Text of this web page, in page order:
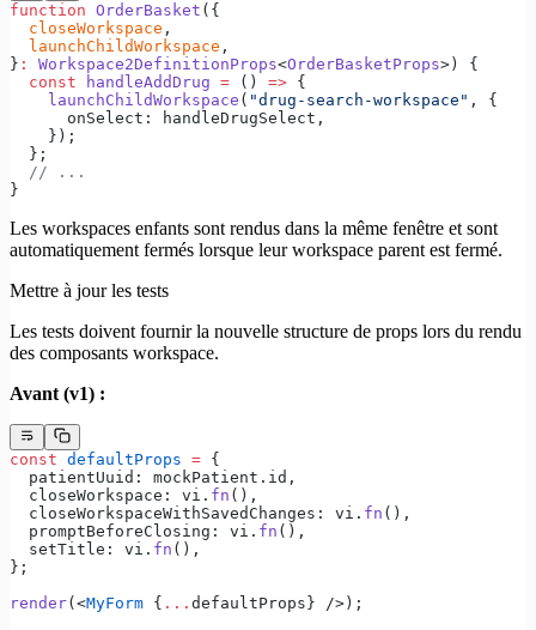
function OrderBasket ({
  closeWorkspace
,
  launchChildWorkspace
,
} : Workspace2DefinitionProps<OrderBasketProps>) {
  const
handleAddDrug = () => {
    launchChildWorkspace
( "drug-search-workspace" , {
      onSelect: handleDrugSelect,
    });
  };
  // ...
}
Les workspaces enfants sont rendus dans la même fenêtre et sont
automatiquement fermés lorsque leur workspace parent est fermé.
Mettre à jour les tests
Les tests doivent fournir la nouvelle structure de props lors du rendu
des composants workspace.
Avant (v1) :
const defaultProps = {
  patientUuid: mockPatient.id,
  closeWorkspace: vi.
fn (),
  closeWorkspaceWithSavedChanges: vi.
fn (),
  promptBeforeClosing: vi.
fn (),
  setTitle: vi.
fn (),
};
render(<MyForm { ... defaultProps} />);